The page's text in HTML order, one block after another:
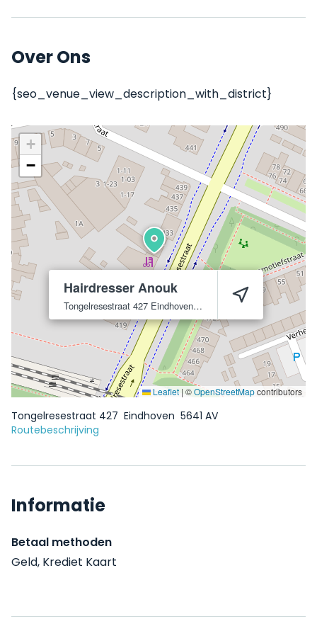
Over Ons
{seo_venue_view_description_with_district}
Hairdresser Anouk
Tongelresestraat 427 Eindhoven 5641 AV
+
−
Leaflet | ©OpenStreetMapcontributors
Tongelresestraat 427 Eindhoven 5641 AV
Routebeschrijving
Informatie
Betaal methoden
Geld, Krediet Kaart